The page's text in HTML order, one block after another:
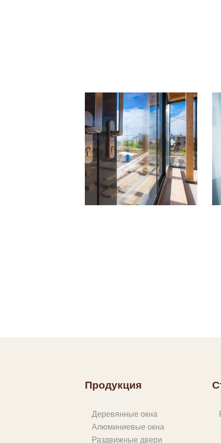
Алюминиевые
окна
Продукция
Деревянные окна
Алюминиевые окна
Раздвижные двери